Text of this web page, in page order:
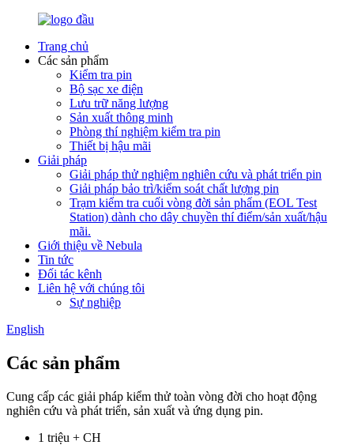
Trang chủ
Các sản phẩm
Kiểm tra pin
Bộ sạc xe điện
Lưu trữ năng lượng
Sản xuất thông minh
Phòng thí nghiệm kiểm tra pin
Thiết bị hậu mãi
Giải pháp
Giải pháp thử nghiệm nghiên cứu và phát triển pin
Giải pháp bảo trì/kiểm soát chất lượng pin
Trạm kiểm tra cuối vòng đời sản phẩm (EOL Test
Station) dành cho dây chuyền thí điểm/sản xuất/hậu
mãi.
Giới thiệu về Nebula
Tin tức
Đối tác kênh
Liên hệ với chúng tôi
Sự nghiệp
English
Các sản phẩm
Cung cấp các giải pháp kiểm thử toàn vòng đời cho hoạt động
nghiên cứu và phát triển, sản xuất và ứng dụng pin.
1 triệu + CH